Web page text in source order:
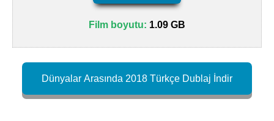
Film boyutu: 1.09 GB
Dünyalar Arasında 2018 Türkçe Dublaj İndir